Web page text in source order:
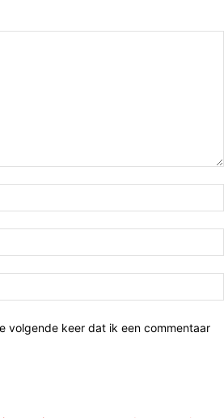
volgende keer dat ik een commentaar